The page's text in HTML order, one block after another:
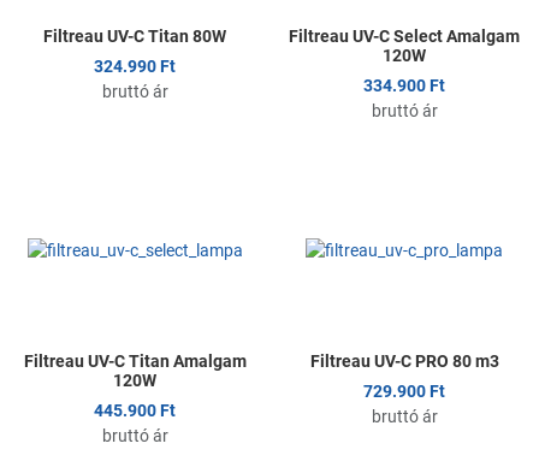
Filtreau UV-C Titan 80W
324.990 Ft
bruttó ár
Filtreau UV-C Select Amalgam
120W
334.900 Ft
bruttó ár
Összehasonlítom
Filtreau UV-C Titan Amalgam
120W
445.900 Ft
bruttó ár
Filtreau UV-C PRO 80 m3
729.900 Ft
bruttó ár